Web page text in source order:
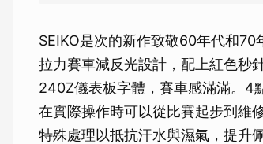
SEIKO是次的新作致敬60年代和
拉力賽車減反光設計，配上紅色秒
240Z儀表板字體，賽車感滿滿。4
在實際操作時可以從比賽起步到維
特殊處理以抵抗汗水與濕氣，提升